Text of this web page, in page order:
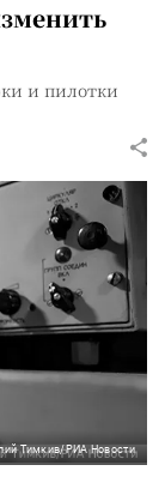
и пилотки
Тимкив/РИА Новости